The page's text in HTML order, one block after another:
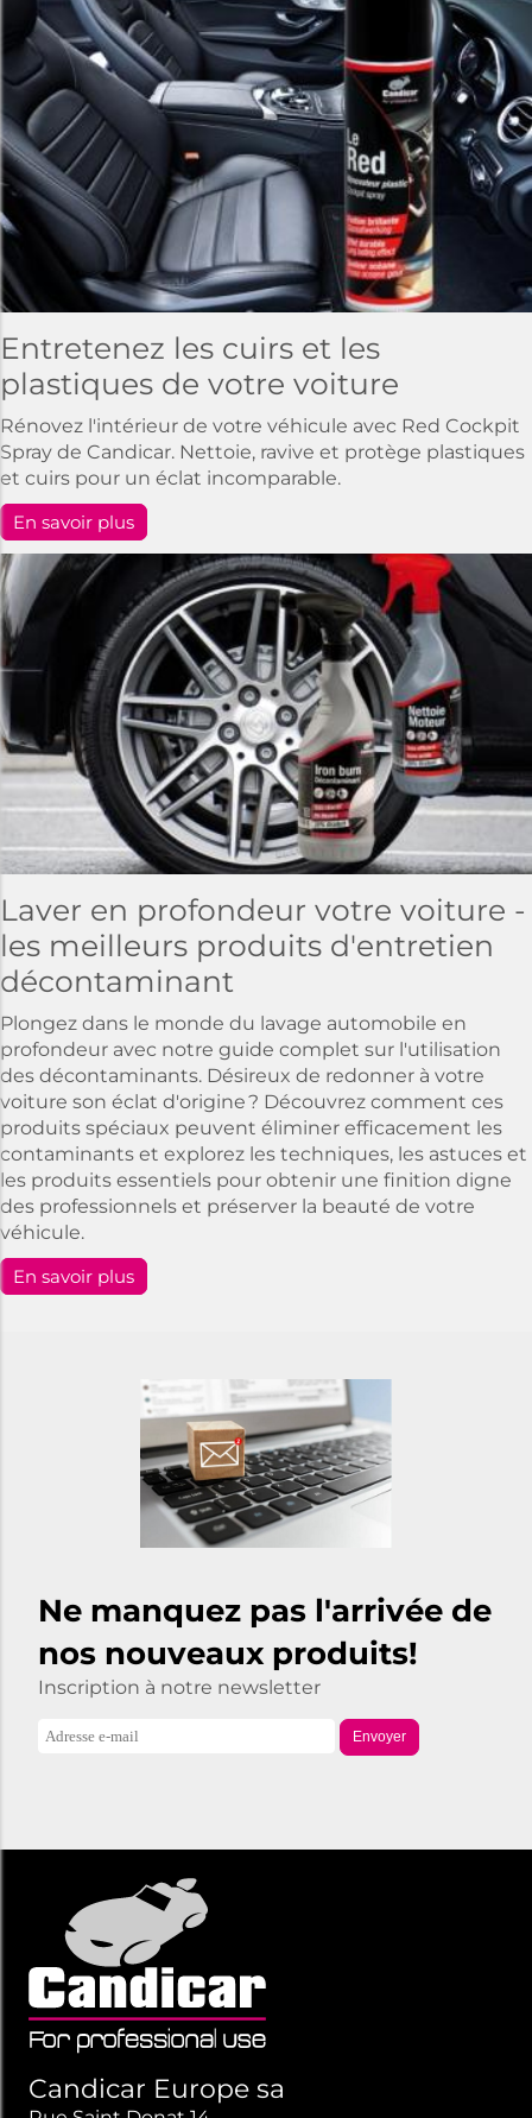
Entretenez les cuirs et les
plastiques de votre voiture
Rénovez l'intérieur de votre véhicule avec Red Cockpit
Spray de Candicar. Nettoie, ravive et protège plastiques
et cuirs pour un éclat incomparable.
En savoir plus
Laver en profondeur votre voiture -
les meilleurs produits d'entretien
décontaminant
Plongez dans le monde du lavage automobile en
profondeur avec notre guide complet sur l'utilisation
des décontaminants. Désireux de redonner à votre
voiture son éclat d'origine ? Découvrez comment ces
produits spéciaux peuvent éliminer efficacement les
contaminants et explorez les techniques, les astuces et
les produits essentiels pour obtenir une finition digne
des professionnels et préserver la beauté de votre
véhicule.
En savoir plus
Ne manquez pas l'arrivée de
nos nouveaux produits!
Inscription à notre newsletter
Envoyer
Candicar Europe sa